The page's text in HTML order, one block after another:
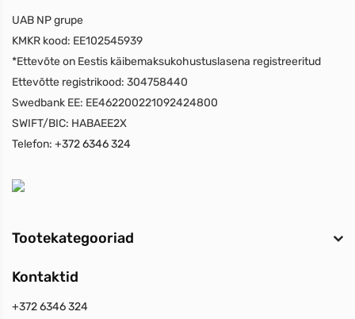
UAB NP grupe
KMKR kood: EE102545939
*Ettevõte on Eestis käibemaksukohustuslasena registreeritud
Ettevõtte registrikood: 304758440
Swedbank EE: EE462200221092424800
SWIFT/BIC: HABAEE2X
Telefon: +372 6346 324
Tootekategooriad
Kontaktid
+372 6346 324